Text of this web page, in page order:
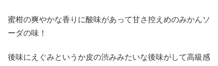
蜜柑の爽やかな香りに酸味があって甘さ控えめのみかんソ
ーダの味！
後味にえぐみというか皮の渋みみたいな後味がして高級感